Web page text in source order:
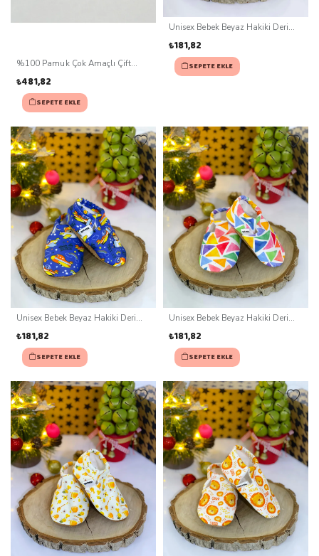
%100 Pamuk Çok Amaçlı Çift
₺481,82
SEPETE EKLE
Unisex Bebek Beyaz Hakiki Deri
₺181,82
SEPETE EKLE
Unisex Bebek Beyaz Hakiki Deri
₺181,82
SEPETE EKLE
Unisex Bebek Beyaz Hakiki Deri
₺181,82
SEPETE EKLE